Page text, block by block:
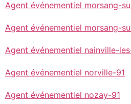
Agent événementiel morsang-
Agent événementiel morsang-
Agent événementiel nainville-
Agent événementiel norville-91
Agent événementiel nozay-91